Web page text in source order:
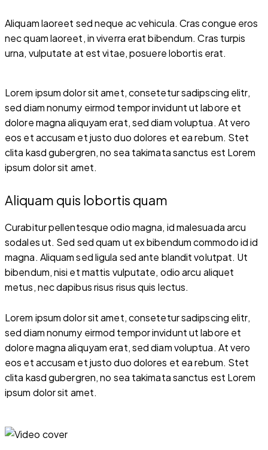
Aliquam laoreet sed neque ac vehicula. Cras congue eros
nec quam laoreet, in viverra erat bibendum. Cras turpis
urna, vulputate at est vitae, posuere lobortis erat.
Lorem ipsum dolor sit amet, consetetur sadipscing elitr,
sed diam nonumy eirmod tempor invidunt ut labore et
dolore magna aliquyam erat, sed diam voluptua. At vero
eos et accusam et justo duo dolores et ea rebum. Stet
clita kasd gubergren, no sea takimata sanctus est Lorem
ipsum dolor sit amet.
Aliquam quis lobortis quam
Curabitur pellentesque odio magna, id malesuada arcu
sodales ut. Sed sed quam ut ex bibendum commodo id id
magna. Aliquam sed ligula sed ante blandit volutpat. Ut
bibendum, nisi et mattis vulputate, odio arcu aliquet
metus, nec dapibus risus risus quis lectus.
Lorem ipsum dolor sit amet, consetetur sadipscing elitr,
sed diam nonumy eirmod tempor invidunt ut labore et
dolore magna aliquyam erat, sed diam voluptua. At vero
eos et accusam et justo duo dolores et ea rebum. Stet
clita kasd gubergren, no sea takimata sanctus est Lorem
ipsum dolor sit amet.